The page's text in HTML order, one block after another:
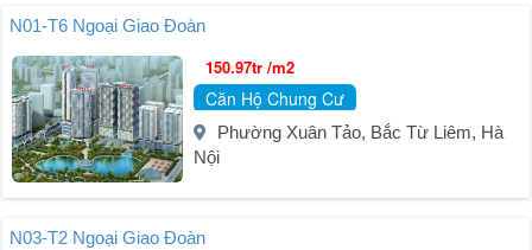
N01-T6 Ngoại Giao Đoàn
150.97tr /m2
Căn Hộ Chung Cư
Phường Xuân Tảo, Bắc Từ Liêm, Hà
Nội
N03-T2 Ngoại Giao Đoàn